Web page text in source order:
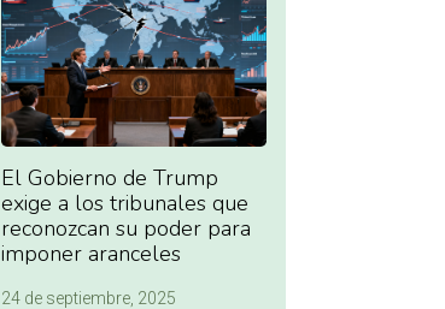
El Gobierno de Trump
exige a los tribunales que
reconozcan su poder para
imponer aranceles
24 de septiembre, 2025